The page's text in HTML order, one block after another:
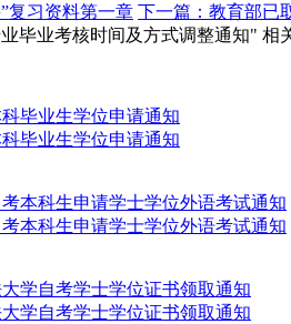
复习资料第一章 下一篇：教育部已
毕业考核时间及方式调整通知" 相
毕业生学位申请通知
毕业生学位申请通知
本科生申请学士学位外语考试通知
本科生申请学士学位外语考试通知
学自考学士学位证书领取通知
学自考学士学位证书领取通知